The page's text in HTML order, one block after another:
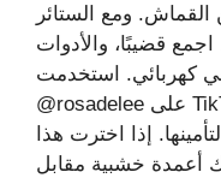
ومع الستائر
اجمع قضيبًا، والأدوات
كهربائي. استخدمت
@rosadelee على TikToker دبوسًا طويلًا من متجر
إذا اخترت هذا
أعمدة خشبية مقابل